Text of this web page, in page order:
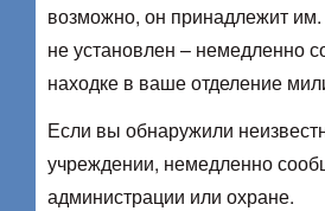
возможно, он принадлежит
не установлен – немедленно
находке в ваше отделение
Если вы обнаружили
учреждении, немедленно
администрации или охране.